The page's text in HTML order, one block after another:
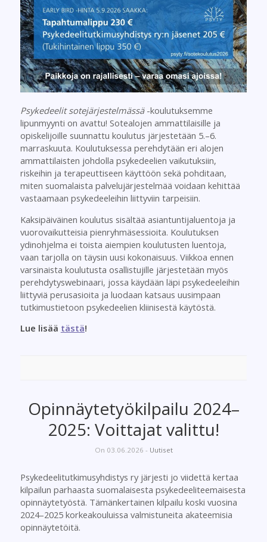
Psykedeelit sotejärjestelmässä -koulutuksemme
lipunmyynti on avattu! Sotealojen ammattilaisille ja
opiskelijoille suunnattu koulutus järjestetään 5.–6.
marraskuuta. Koulutuksessa perehdytään eri alojen
ammattilaisten johdolla psykedeelien vaikutuksiin,
riskeihin ja terapeuttiseen käyttöön sekä pohditaan,
miten suomalaista palvelujärjestelmää voidaan kehittää
vastaamaan psykedeeleihin liittyviin tarpeisiin.
Kaksipäiväinen koulutus sisältää asiantuntijaluentoja ja
vuorovaikutteisia pienryhmäsessioita. Koulutuksen
ydinohjelma ei toista aiempien koulutusten luentoja,
vaan tarjolla on täysin uusi kokonaisuus. Viikkoa ennen
varsinaista koulutusta osallistujille järjestetään myös
perehdytyswebinaari, jossa käydään läpi psykedeeleihin
liittyviä perusasioita ja luodaan katsaus uusimpaan
tutkimustietoon psykedeelien kliinisestä käytöstä.
Lue lisää tästä!
Opinnäytetyökilpailu 2024–
2025: Voittajat valittu!
On 03.06.2026 - Uutiset
Psykedeelitutkimusyhdistys ry järjesti jo viidettä kertaa
kilpailun parhaasta suomalaisesta psykedeeliteemaisesta
opinnäytetyöstä. Tämänkertainen kilpailu koski vuosina
2024–2025 korkeakouluissa valmistuneita akateemisia
opinnäytetöitä.